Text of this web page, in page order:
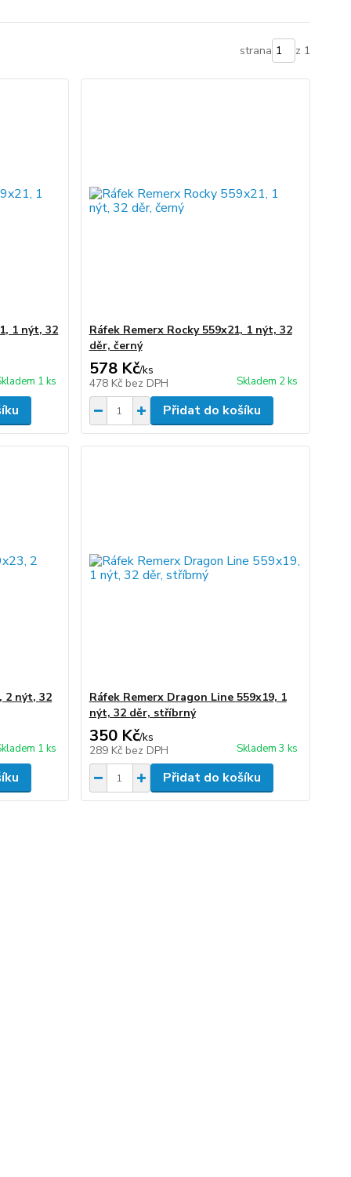
strana z 1
1 nýt, 32
1 ks
Ráfek Remerx Rocky 559x21, 1 nýt, 32
děr, černý
578 Kč/ks
478 Kč bez DPH Skladem 2 ks
Přidat do košíku
2 nýt, 32
1 ks
Ráfek Remerx Dragon Line 559x19, 1
nýt, 32 děr, stříbrný
350 Kč/ks
289 Kč bez DPH Skladem 3 ks
Přidat do košíku